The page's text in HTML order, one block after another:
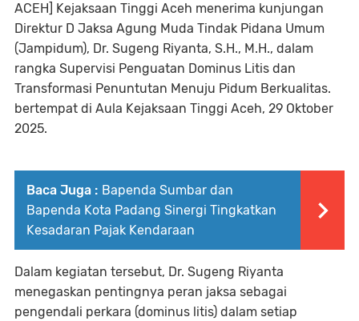
ACEH] Kejaksaan Tinggi Aceh menerima kunjungan
Direktur D Jaksa Agung Muda Tindak Pidana Umum
(Jampidum), Dr. Sugeng Riyanta, S.H., M.H., dalam
rangka Supervisi Penguatan Dominus Litis dan
Transformasi Penuntutan Menuju Pidum Berkualitas.
bertempat di Aula Kejaksaan Tinggi Aceh, 29 Oktober
2025.
Baca Juga : Bapenda Sumbar dan
Bapenda Kota Padang Sinergi Tingkatkan
Kesadaran Pajak Kendaraan
Dalam kegiatan tersebut, Dr. Sugeng Riyanta
menegaskan pentingnya peran jaksa sebagai
pengendali perkara (dominus litis) dalam setiap